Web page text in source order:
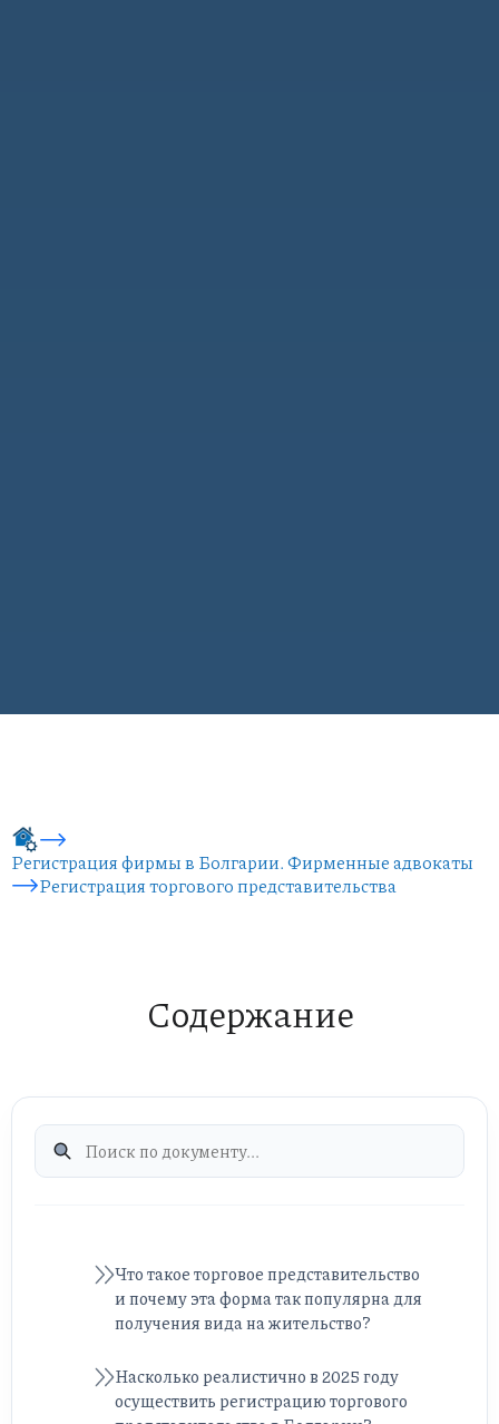
Регистрация фирмы в Болгарии. Фирменные адвокаты
Регистрация торгового представительства
Содержание
Что такое торговое представительство
и почему эта форма так популярна для
получения вида на жительство?
Насколько реалистично в 2025 году
осуществить регистрацию торгового